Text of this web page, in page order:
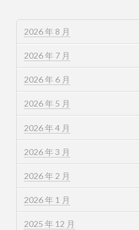
2026 年 8 月
2026 年 7 月
2026 年 6 月
2026 年 5 月
2026 年 4 月
2026 年 3 月
2026 年 2 月
2026 年 1 月
2025 年 12 月